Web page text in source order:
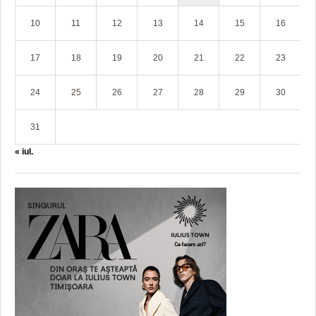
10 11 12 13 14 15 16
17 18 19 20 21 22 23
24 25 26 27 28 29 30
31
« iul.